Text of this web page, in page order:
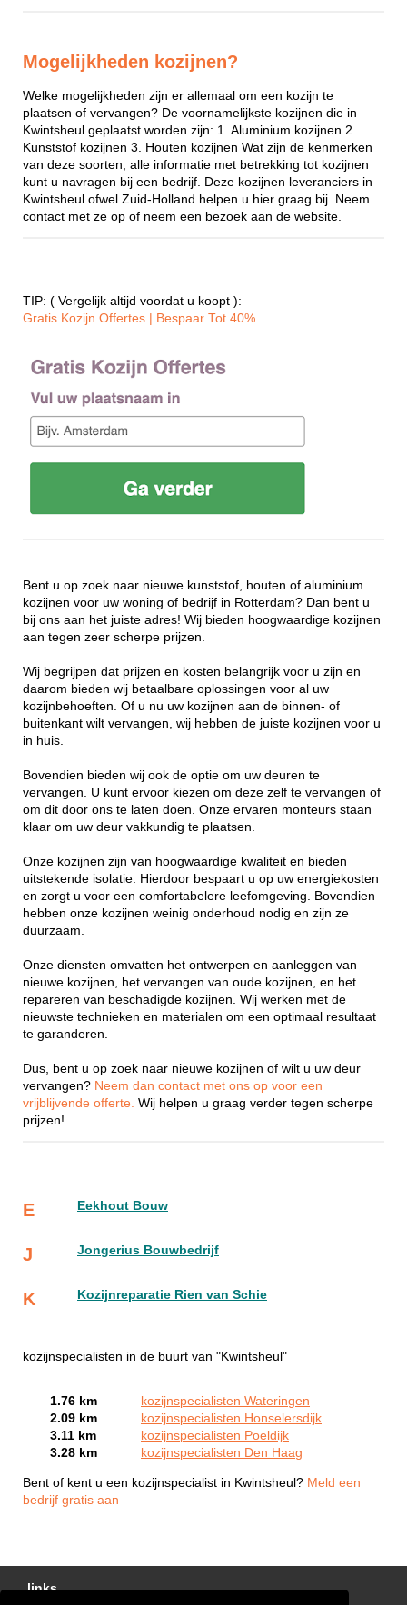
Mogelijkheden kozijnen?
Welke mogelijkheden zijn er allemaal om een kozijn te
plaatsen of vervangen? De voornamelijkste kozijnen die in
Kwintsheul geplaatst worden zijn: 1. Aluminium kozijnen 2.
Kunststof kozijnen 3. Houten kozijnen Wat zijn de kenmerken
van deze soorten, alle informatie met betrekking tot kozijnen
kunt u navragen bij een bedrijf. Deze kozijnen leveranciers in
Kwintsheul ofwel Zuid-Holland helpen u hier graag bij. Neem
contact met ze op of neem een bezoek aan de website.
TIP: ( Vergelijk altijd voordat u koopt ):
Gratis Kozijn Offertes | Bespaar Tot 40%‎
Bent u op zoek naar nieuwe kunststof, houten of aluminium
kozijnen voor uw woning of bedrijf in Rotterdam? Dan bent u
bij ons aan het juiste adres! Wij bieden hoogwaardige kozijnen
aan tegen zeer scherpe prijzen.
Wij begrijpen dat prijzen en kosten belangrijk voor u zijn en
daarom bieden wij betaalbare oplossingen voor al uw
kozijnbehoeften. Of u nu uw kozijnen aan de binnen- of
buitenkant wilt vervangen, wij hebben de juiste kozijnen voor u
in huis.
Bovendien bieden wij ook de optie om uw deuren te
vervangen. U kunt ervoor kiezen om deze zelf te vervangen of
om dit door ons te laten doen. Onze ervaren monteurs staan
klaar om uw deur vakkundig te plaatsen.
Onze kozijnen zijn van hoogwaardige kwaliteit en bieden
uitstekende isolatie. Hierdoor bespaart u op uw energiekosten
en zorgt u voor een comfortabelere leefomgeving. Bovendien
hebben onze kozijnen weinig onderhoud nodig en zijn ze
duurzaam.
Onze diensten omvatten het ontwerpen en aanleggen van
nieuwe kozijnen, het vervangen van oude kozijnen, en het
repareren van beschadigde kozijnen. Wij werken met de
nieuwste technieken en materialen om een optimaal resultaat
te garanderen.
Dus, bent u op zoek naar nieuwe kozijnen of wilt u uw deur
vervangen? Neem dan contact met ons op voor een
vrijblijvende offerte. Wij helpen u graag verder tegen scherpe
prijzen!
E Eekhout Bouw
J Jongerius Bouwbedrijf
K Kozijnreparatie Rien van Schie
kozijnspecialisten in de buurt van "Kwintsheul"
1.76 km
kozijnspecialisten Wateringen
2.09 km
kozijnspecialisten Honselersdijk
3.11 km
kozijnspecialisten Poeldijk
3.28 km
kozijnspecialisten Den Haag
Bent of kent u een kozijnspecialist in Kwintsheul? Meld een
bedrijf gratis aan
links